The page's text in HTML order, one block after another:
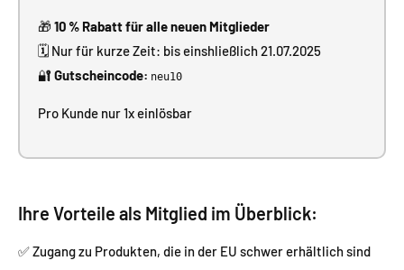
🎁 10 % Rabatt für alle neuen Mitglieder
🗓️ Nur für kurze Zeit: bis einshließlich 21.07.2025
🔐 Gutscheincode: neu10
Pro Kunde nur 1x einlösbar
Ihre Vorteile als Mitglied im Überblick:
✅ Zugang zu Produkten, die in der EU schwer erhältlich sind